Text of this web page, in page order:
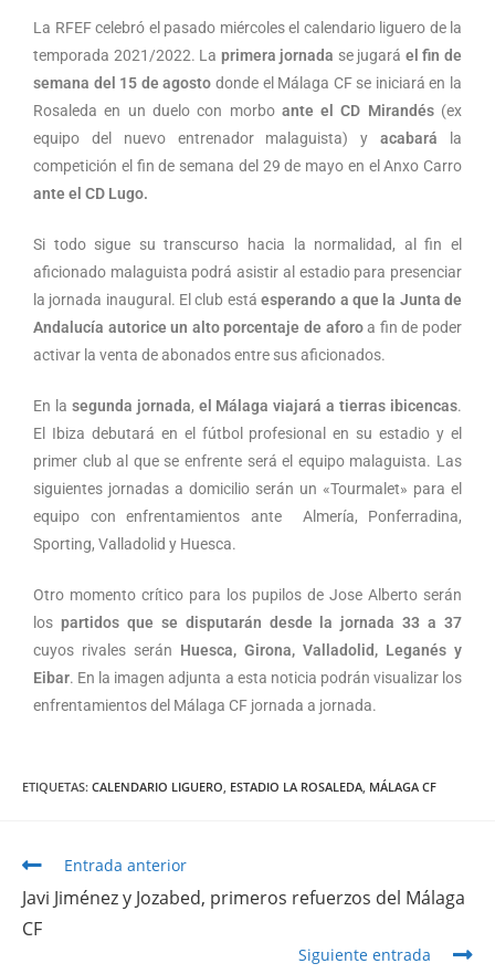
La RFEF celebró el pasado miércoles el calendario liguero de la
temporada 2021/2022. La primera jornada se jugará el fin de
semana del 15 de agosto donde el Málaga CF se iniciará en la
Rosaleda en un duelo con morbo ante el CD Mirandés(ex
equipo del nuevo entrenador malaguista) y acabará la
competición el fin de semana del 29 de mayo en el Anxo Carro
ante el CD Lugo.
Si todo sigue su transcurso hacia la normalidad, al fin el
aficionado malaguista podrá asistir al estadio para presenciar
la jornada inaugural. El club estáesperando a que la Junta de
Andalucía autorice un alto porcentaje de aforoa fin de poder
activar la venta de abonados entre sus aficionados.
En la segunda jornada, el Málaga viajará a tierras ibicencas.
El Ibiza debutará en el fútbol profesional en su estadio y el
primer club al que se enfrente será el equipo malaguista. Las
siguientes jornadas a domicilio serán un «Tourmalet» para el
equipo con enfrentamientos ante Almería, Ponferradina,
Sporting, Valladolid y Huesca.
Otro momento crítico para los pupilos de Jose Alberto serán
los partidos que se disputarán desde la jornada 33 a 37
cuyos rivales serán Huesca, Girona, Valladolid, Leganés y
Eibar. En la imagen adjunta a esta noticia podrán visualizar los
enfrentamientos del Málaga CF jornada a jornada.
ETIQUETAS: CALENDARIO LIGUERO, ESTADIO LA ROSALEDA, MÁLAGA CF
Entrada anterior
Javi Jiménez y Jozabed, primeros refuerzos del Málaga
CF
Siguiente entrada